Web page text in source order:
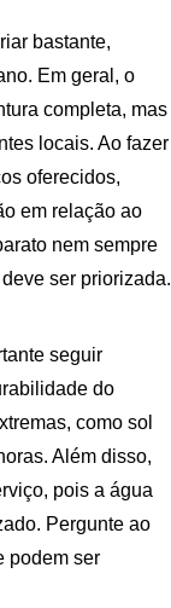
bastante,
Em geral, o
completa, mas
locais. Ao fazer
oferecidos,
em relação ao
nem sempre
ser priorizada.
seguir
do
como sol
Além disso,
pois a água
Pergunte ao
podem ser